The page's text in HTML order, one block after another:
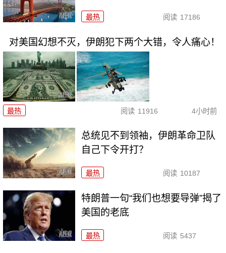
最热 阅读 17186
对美国幻想不灭，伊朗犯下两个大错，令人痛心！
最热 阅读 11916 4小时前
总统见不到领袖，伊朗革命卫队
自己下令开打？
最热 阅读 10187
特朗普一句“我们也想要导弹”揭了
美国的老底
最热 阅读 5437